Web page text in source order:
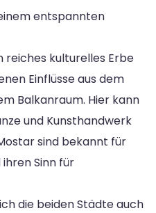
entspannten
reiches kulturelles Erbe
Einflüsse aus dem
Balkanraum. Hier kann
und Kunsthandwerk
sind bekannt für
Sinn für
die beiden Städte auch